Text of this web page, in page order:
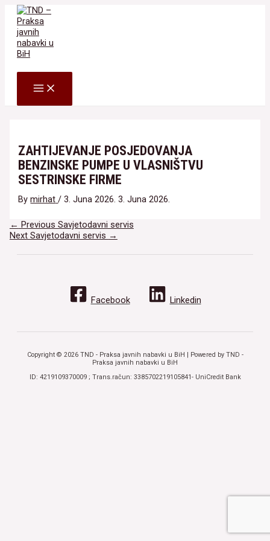
Skip
content
MAIN
MENU
ZAHTIJEVANJE POSJEDOVANJA
BENZINSKE PUMPE U VLASNIŠTVU
SESTRINSKE FIRME
Bymirhat /3. Juna 2026. 3. Juna 2026.
Navigacija
članaka
← Previous Savjetodavni servis
Next Savjetodavni servis →
Facebook Linkedin
Copyright © 2026 TND - Praksa javnih nabavki u BiH | Powered by TND -
Praksa javnih nabavki u BiH
ID: 4219109370009 ; Trans.račun: 3385702219105841- UniCredit Bank